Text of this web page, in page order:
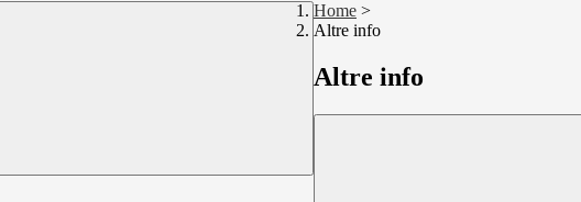
Home >
Altre info
Altre info